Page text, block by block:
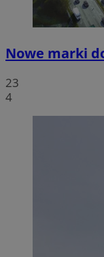
Nowe marki
23
4